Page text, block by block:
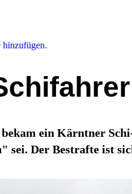
hinzufügen.
bekam ein Kärntner
sei. Der Bestrafte ist